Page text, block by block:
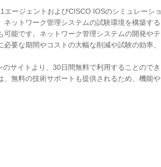
ージェントおよびCISCO IOSのシミュレーショ
ットワーク管理システムの試験環境を構築する
能です。ネットワーク管理システムの開発やテ
要な期間やコストの大幅な削減や試験の効率、
サイトより、30日間無料で利用することのでき
無料の技術サポートも提供されるため、機能や